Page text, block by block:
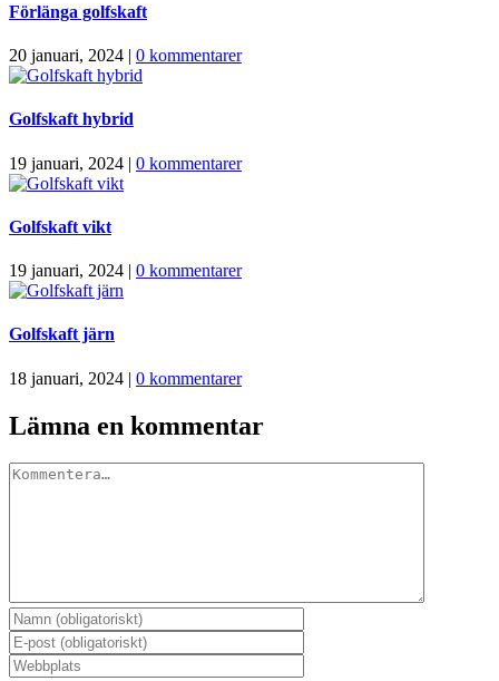
Förlänga golfskaft
20 januari, 2024 | 0 kommentarer
Golfskaft hybrid
19 januari, 2024 | 0 kommentarer
Golfskaft vikt
19 januari, 2024 | 0 kommentarer
Golfskaft järn
18 januari, 2024 | 0 kommentarer
Lämna en kommentar
Kommentar